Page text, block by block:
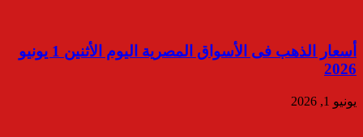
أسعار الذهب فى الأسواق المصرية اليوم الأثنين 1 يونيو
2026
يونيو 1, 2026